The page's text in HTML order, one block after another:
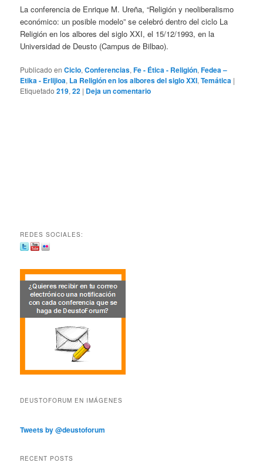
La conferencia de Enrique M. Ureña, “Religión y neoliberalismo
económico: un posible modelo” se celebró dentro del ciclo La
Religión en los albores del siglo XXI, el 15/12/1993, en la
Universidad de Deusto (Campus de Bilbao).
Publicado en Ciclo,Conferencias,Fe - Ética - Religión,Fedea –
Etika - Erlijioa, La Religión en los albores del siglo XXI,Temática |
Etiquetado 219,22 | Deja un comentario
REDES SOCIALES:
DEUSTOFORUM EN IMÁGENES
Tweets by @deustoforum
RECENT POSTS